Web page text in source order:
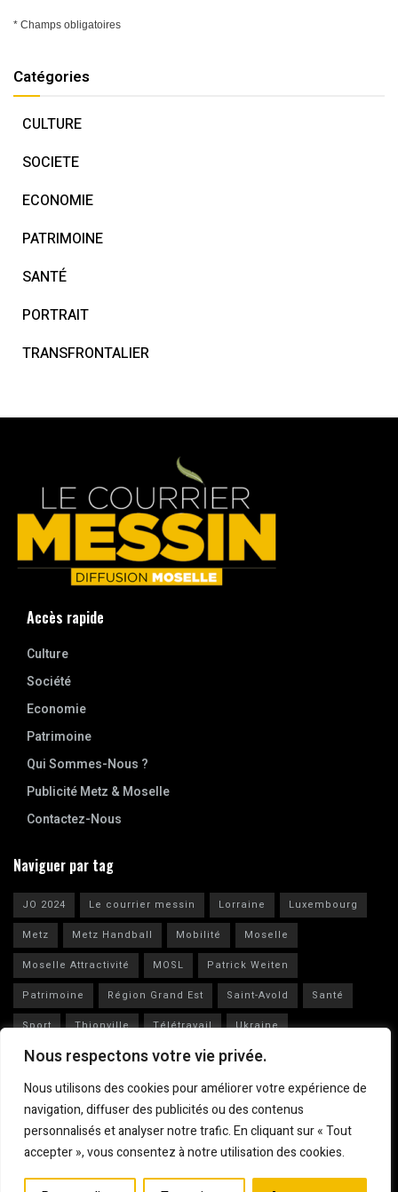
Nous respectons votre vie privée.
Nous utilisons des cookies pour améliorer votre expérience de
navigation, diffuser des publicités ou des contenus
personnalisés et analyser notre trafic. En cliquant sur « Tout
accepter », vous consentez à notre utilisation des cookies.
* Champs obligatoires
Catégories
CULTURE
SOCIETE
ECONOMIE
PATRIMOINE
SANTÉ
PORTRAIT
TRANSFRONTALIER
Accès rapide
Culture
Société
Economie
Patrimoine
Qui Sommes-Nous ?
Publicité Metz & Moselle
Contactez-Nous
Naviguer par tag
JO 2024 Le courrier messin Lorraine
Luxembourg
Metz
Metz Handball Mobilité
Moselle
Moselle Attractivité
MOSL
Patrick Weiten
Patrimoine
Région Grand Est Saint-Avold
Santé
Sport
Thionville Télétravail
Ukraine
Vianney Huguenot
Ville de Metz
Mentions légales